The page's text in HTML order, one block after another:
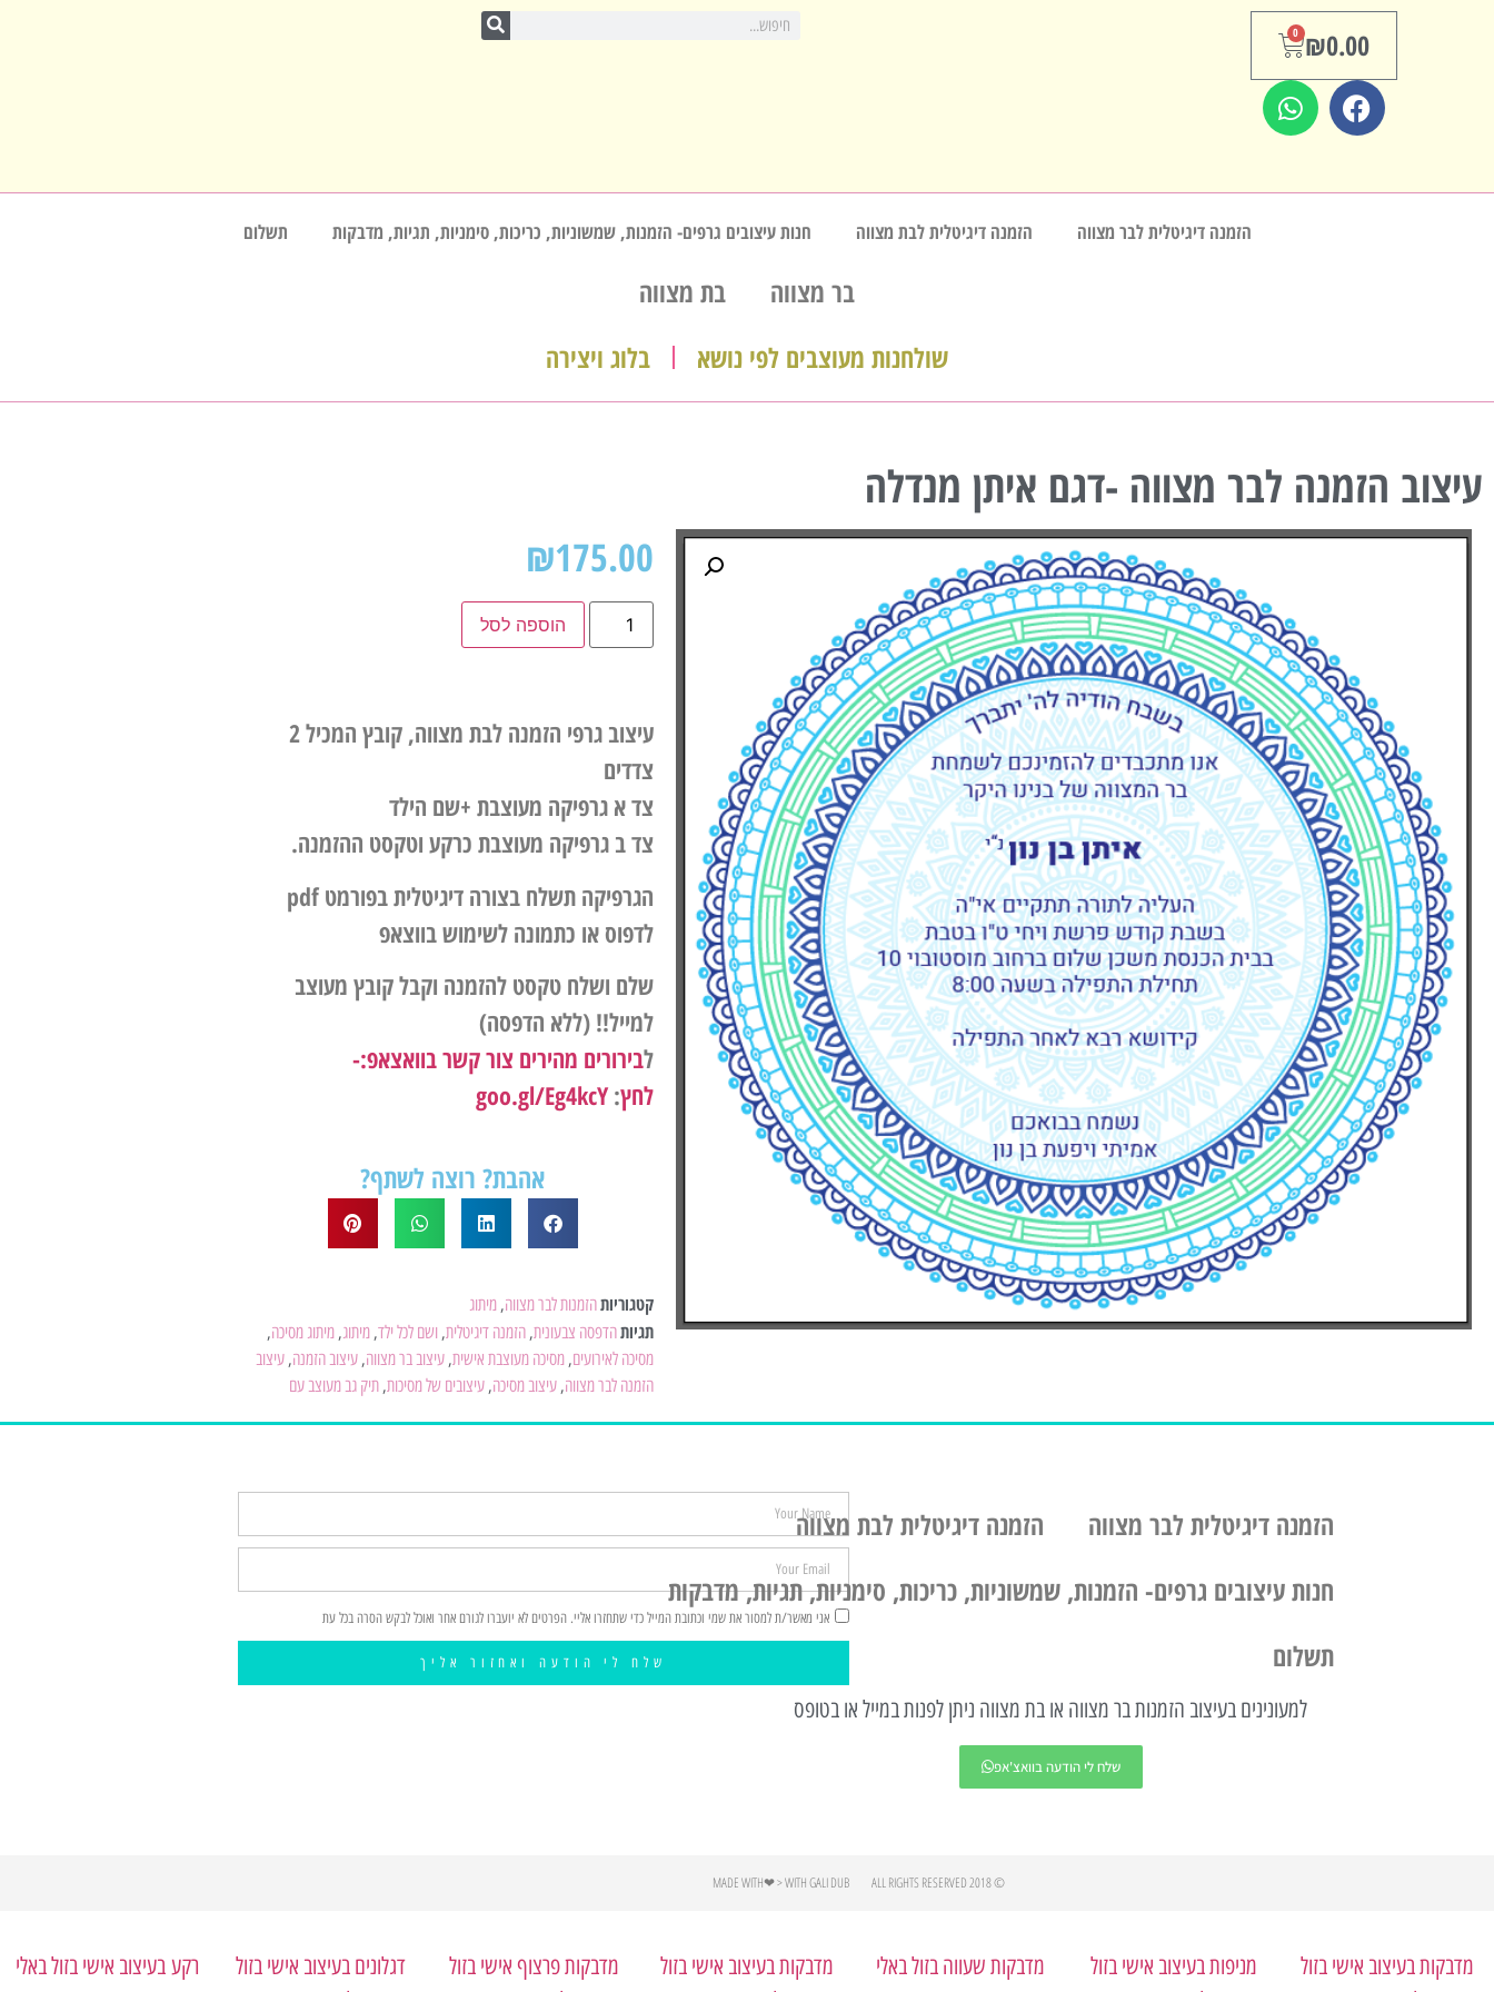
₪0.00
0
הזמנה דיגיטלית לבר מצווה הזמנה דיגיטלית לבת מצווה חנות עיצובים גרפים- הזמנות, שמשוניות, כריכות, סימניות, תגיות, מדבקות תשלום
בר מצווה
בת מצווה
שולחנות מעוצבים לפי נושא
בלוג ויצירה
עיצוב הזמנה לבר מצווה -דגם איתן מנדלה
₪175.00
הוספה לסל
עיצוב גרפי הזמנה לבת מצווה, קובץ המכיל 2
צדדים
צד א גרפיקה מעוצבת +שם הילד
צד ב גרפיקה מעוצבת כרקע וטקסט ההזמנה.
הגרפיקה תשלח בצורה דיגיטלית בפורמט pdf
לדפוס או כתמונה לשימוש בווצאפ
שלם ושלח טקסט להזמנה וקבל קובץ מעוצב
למייל!! (ללא הדפסה)
לבירורים מהירים צור קשר בוואצאפ:-
לחץ:
goo.gl/Eg4kcY
אהבת? רוצה לשתף?
קטגוריותהזמנות לבר מצווה, מיתוג
תגיותהדפסה צבעונית, הזמנה דיגיטלית, ​ושם לכל ילד, מיתוג, מיתוג מסיכה,
מסיכה לאירועים, מסיכה מעוצבת אישית, עיצוב בר מצווה, עיצוב הזמנה, עיצוב
הזמנה לבר מצווה, עיצוב מסיכה, עיצובים של מסיכות, תיק גב מעוצב עם
הזמנה דיגיטלית לבר מצווה
הזמנה דיגיטלית לבת מצווה
חנות עיצובים גרפים- הזמנות, שמשוניות, כריכות, סימניות, תגיות, מדבקות
תשלום
למעונינים בעיצוב הזמנות בר מצווה או בת מצווה ניתן לפנות במייל או בטופס
שלח לי הודעה בוואצ'אפ
אני מאשר/ת למסור את שמי וכתובת המייל כדי שתחזרו אליי. הפרטים לא יועברו לגורם אחר ואוכל לבקש הסרה בכל עת
שלח לי הודעה ואחזור אליך
© 2018 ALL RIGHTS RESERVED​
MADE WITH❤ > WITH GALI DUB
מדבקות בעיצוב אישי בזול
מניפות בעיצוב אישי בזול
מדבקות שעווה בזול באלי
מדבקות בעיצוב אישי בזול
מדבקות פרצוף אישי בזול
דגלונים בעיצוב אישי בזול
רקע בעיצוב אישי בזול באלי